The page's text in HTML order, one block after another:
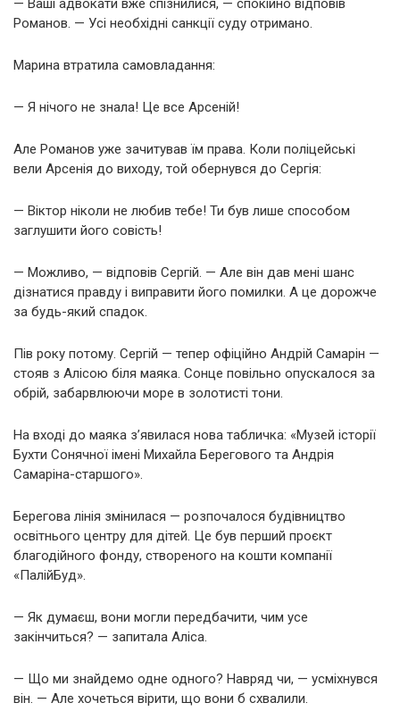
— Ваші адвокати вже спізнилися, — спокійно відповів
Романов. — Усі необхідні санкції суду отримано.
Марина втратила самовладання:
— Я нічого не знала! Це все Арсеній!
Але Романов уже зачитував їм права. Коли поліцейські
вели Арсенія до виходу, той обернувся до Сергія:
— Віктор ніколи не любив тебе! Ти був лише способом
заглушити його совість!
— Можливо, — відповів Сергій. — Але він дав мені шанс
дізнатися правду і виправити його помилки. А це дорожче
за будь-який спадок.
Пів року потому. Сергій — тепер офіційно Андрій Самарін —
стояв з Алісою біля маяка. Сонце повільно опускалося за
обрій, забарвлюючи море в золотисті тони.
На вході до маяка з’явилася нова табличка: «Музей історії
Бухти Сонячної імені Михайла Берегового та Андрія
Самаріна-старшого».
Берегова лінія змінилася — розпочалося будівництво
освітнього центру для дітей. Це був перший проєкт
благодійного фонду, створеного на кошти компанії
«ПалійБуд».
— Як думаєш, вони могли передбачити, чим усе
закінчиться? — запитала Аліса.
— Що ми знайдемо одне одного? Навряд чи, — усміхнувся
він. — Але хочеться вірити, що вони б схвалили.